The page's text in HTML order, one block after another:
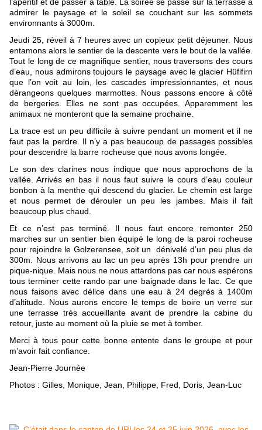
admirer le paysage et le soleil se couchant sur les sommets
environnants à 3000m.
Jeudi 25, réveil à 7 heures avec un copieux petit déjeuner. Nous
entamons alors le sentier de la descente vers le bout de la vallée.
Tout le long de ce magnifique sentier, nous traversons des cours
d’eau, nous admirons toujours le paysage avec le glacier Hüfifirn
que l’on voit au loin, les cascades impressionnantes, et nous
dérangeons quelques marmottes. Nous passons encore à côté
de bergeries. Elles ne sont pas occupées. Apparemment les
animaux ne monteront que la semaine prochaine.
La trace est un peu difficile à suivre pendant un moment et il ne
faut pas la perdre. Il n’y a pas beaucoup de passages possibles
pour descendre la barre rocheuse que nous avons longée.
Le son des clarines nous indique que nous approchons de la
vallée. Arrivés en bas il nous faut suivre le cours d’eau couleur
bonbon à la menthe qui descend du glacier. Le chemin est large
et nous permet de dérouler un peu les jambes. Mais il fait
beaucoup plus chaud.
Et ce n’est pas terminé. Il nous faut encore remonter 250
marches sur un sentier bien équipé le long de la paroi rocheuse
pour rejoindre le Golzerensee, soit un  dénivelé d’un peu plus de
300m. Nous arrivons au lac un peu après 13h pour prendre un
pique-nique. Mais nous ne nous attardons pas car nous espérons
tous terminer cette rando par une baignade dans le lac. Ce que
nous faisons avec délice dans une eau à 24 degrés à 1400m
d’altitude. Nous aurons encore le temps de boire un verre sur
une terrasse très accueillante avant de prendre la cabine du
retour, juste au moment où la pluie se met à tomber.
Merci à tous pour cette bonne entente dans le groupe et pour
m’avoir fait confiance.
Jean-Pierre Journée
Photos : Gilles, Monique, Jean, Philippe, Fred, Doris, Jean-Luc